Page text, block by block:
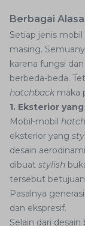
Berbagai
Setiap jenis
masing.
karena fungsi
berbeda-beda.
hatchback maka
1. Eksterior yang
Mobil-mobil
eksterior yang
desain
dibuat stylish
tersebut
Pasalnya
dan ekspresif.
Selain dari desain